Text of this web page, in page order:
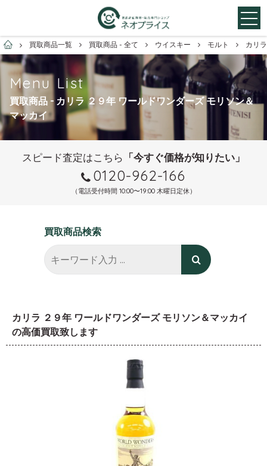
お酒買取専門店ネオプライス
買取商品一覧 買取商品 - 全て ウイスキー モルト カリ
Menu List
買取商品 - カリラ ２９年 ワールドワンダーズ モリソン＆
マッカイ
スピード査定はこちら 「今すぐ価格が知りたい」
0120-962-166
（電話受付時間 10:00〜19:00 木曜日定休）
買取商品検索
カリラ ２９年 ワールドワンダーズ モリソン＆マッカイ
の高価買取致します